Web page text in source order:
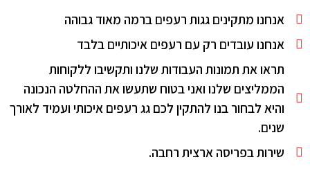
אנחנו מתקינים גגות רעפים ברמה מאוד גבוהה
אנחנו עובדים רק עם רעפים איכותיים בלבד
תראו את תמונות העבודות שלנו ותקשיבו ללקוחות
הממליצים שלנו ואני בטוח שתעשו את ההחלטה הנכונה
והיא לבחור בנו להתקין לכם גג רעפים איכותי ועמיד לאורך
שנים.
שירות בפריסה ארצית רחבה.